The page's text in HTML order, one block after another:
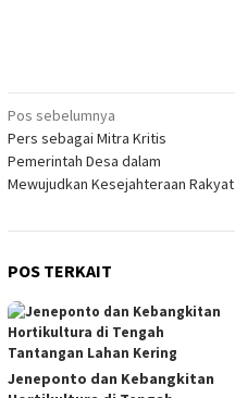
Navigasi
pos
Pos sebelumnya
Pers sebagai Mitra Kritis
Pemerintah Desa dalam
Mewujudkan Kesejahteraan Rakyat
POS TERKAIT
Jeneponto dan Kebangkitan